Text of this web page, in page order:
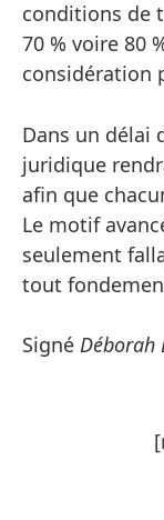
conditions de
70 % voire 80
considération
Dans un délai
juridique
afin que
Le motif
seulement
tout
Signé Déborah